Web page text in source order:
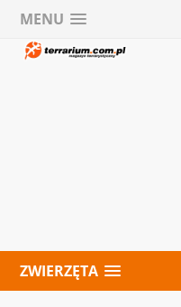
MENU
ZWIERZĘTA